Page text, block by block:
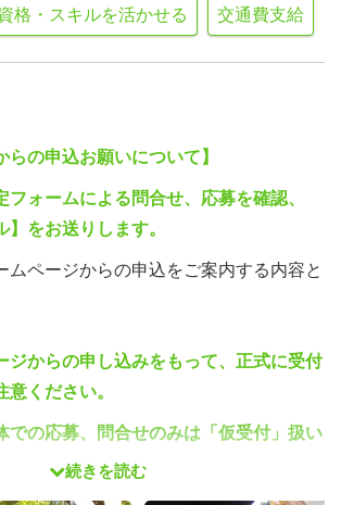
格・スキルを活かせる 交通費支給
らの申込お願いについて】
フォームによる問合せ、応募を確認、
】をお送りします。
ページからの申込をご案内する内容と
からの申し込みをもって、正式に受付
意ください。
での応募、問合せのみは「仮受付」扱い
続きを読む